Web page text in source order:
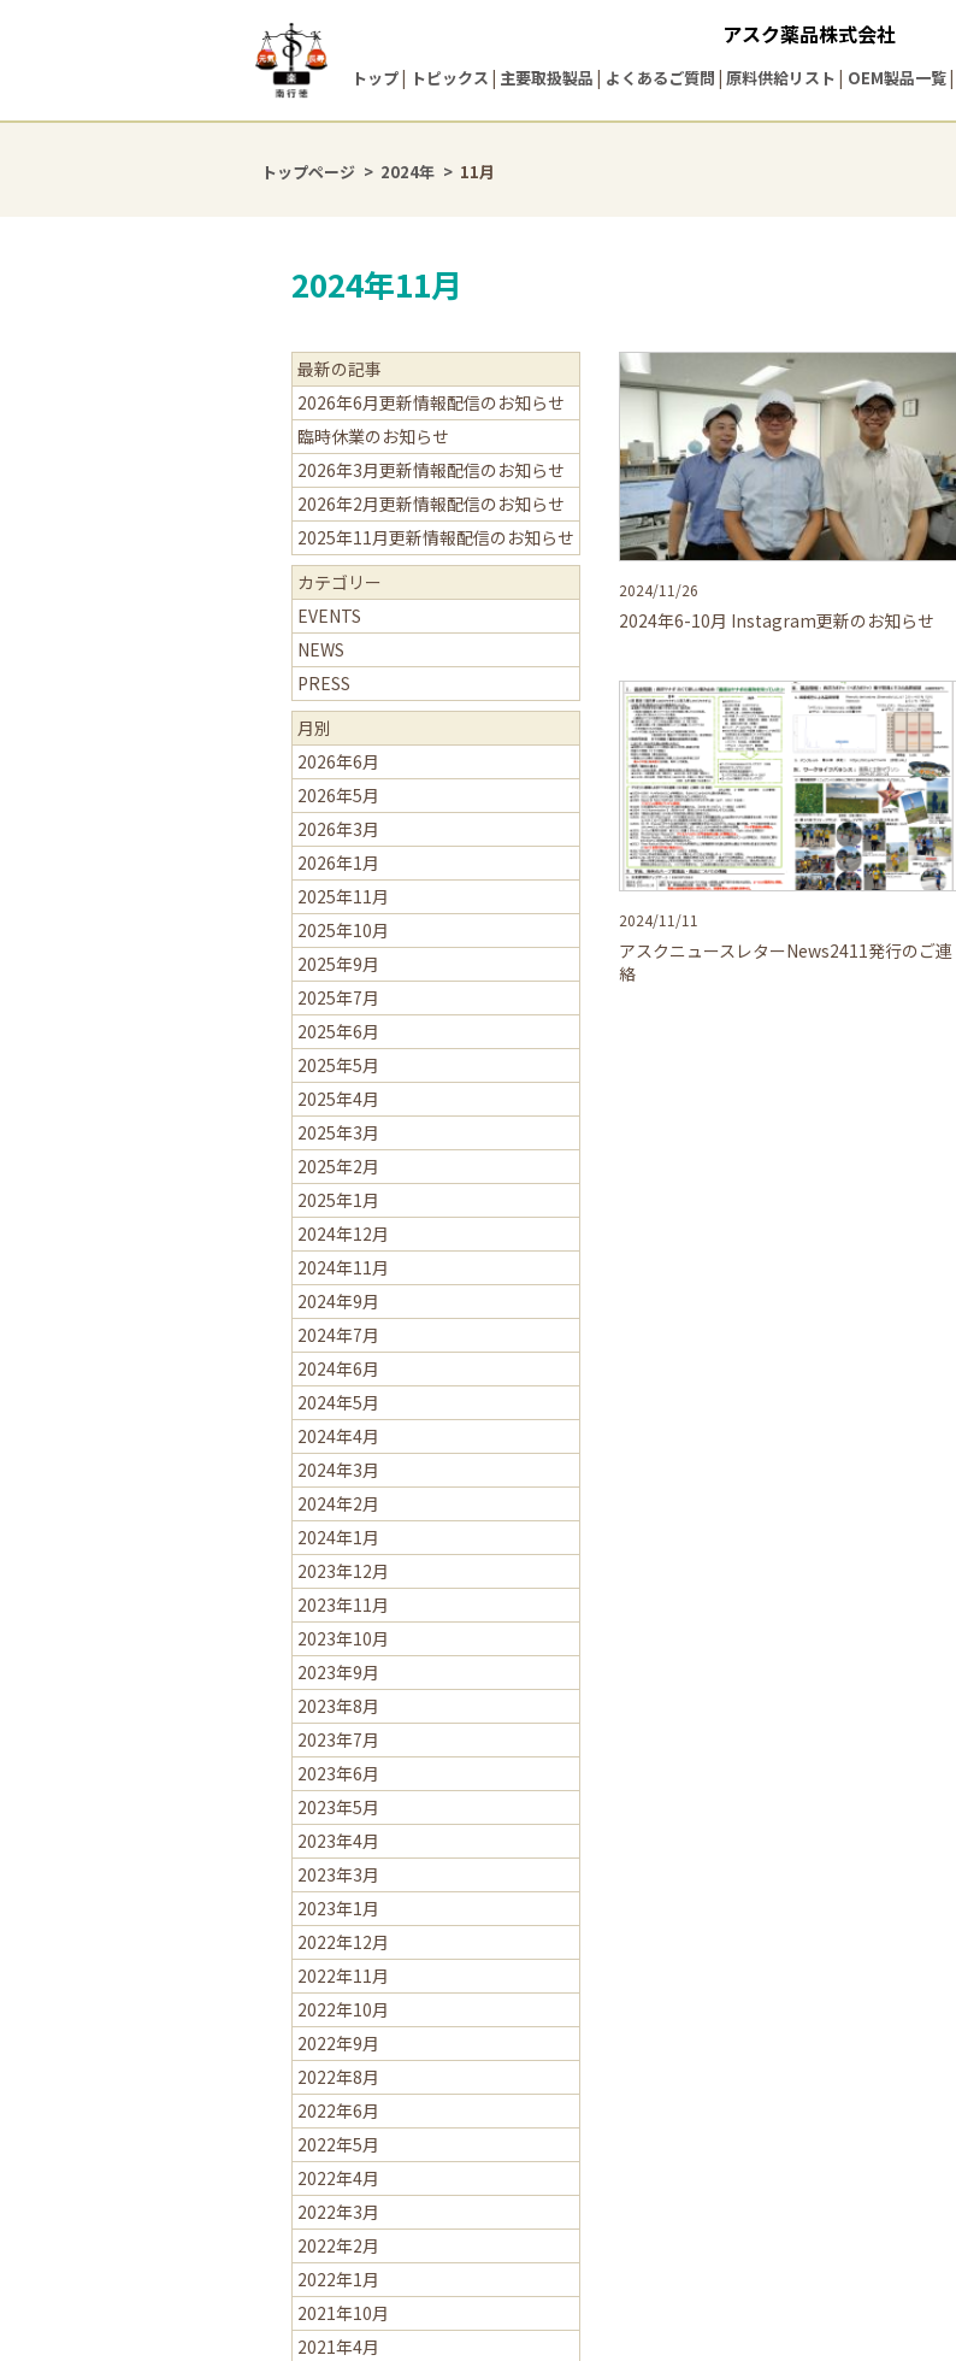
アスク薬品株式会社
トップ トピックス 主要取扱製品 よくあるご質問 原料供給リスト OEM製品一覧
トップページ 2024年 11月
2024年11月
2024/11/26
2024年6-10月 Instagram更新のお知らせ
2024/11/11
アスクニュースレターNews2411発行のご連
絡
最新の記事
2026年6月更新情報配信のお知らせ
臨時休業のお知らせ
2026年3月更新情報配信のお知らせ
2026年2月更新情報配信のお知らせ
2025年11月更新情報配信のお知らせ
カテゴリー
EVENTS
NEWS
PRESS
月別
2026年6月
2026年5月
2026年3月
2026年1月
2025年11月
2025年10月
2025年9月
2025年7月
2025年6月
2025年5月
2025年4月
2025年3月
2025年2月
2025年1月
2024年12月
2024年11月
2024年9月
2024年7月
2024年6月
2024年5月
2024年4月
2024年3月
2024年2月
2024年1月
2023年12月
2023年11月
2023年10月
2023年9月
2023年8月
2023年7月
2023年6月
2023年5月
2023年4月
2023年3月
2023年1月
2022年12月
2022年11月
2022年10月
2022年9月
2022年8月
2022年6月
2022年5月
2022年4月
2022年3月
2022年2月
2022年1月
2021年10月
2021年4月